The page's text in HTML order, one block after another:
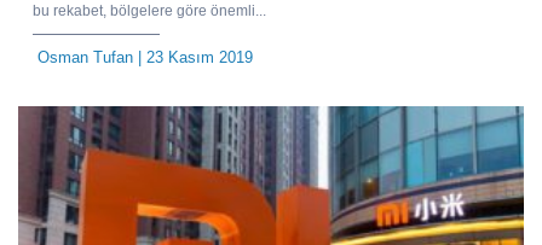
bu rekabet, bölgelere göre önemli...
Osman Tufan | 23 Kasım 2019